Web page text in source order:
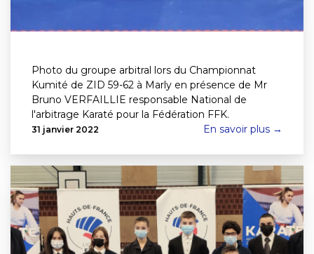
Photo du groupe arbitral lors du Championnat
Kumité de ZID 59-62 à Marly en présence de Mr
Bruno VERFAILLIE responsable National de
l'arbitrage Karaté pour la Fédération FFK.
31 janvier 2022 En savoir plus →